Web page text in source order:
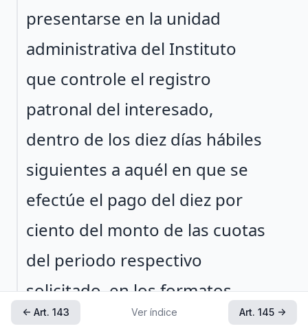
presentarse en la unidad
administrativa del Instituto
que controle el registro
patronal del interesado,
dentro de los diez días hábiles
siguientes a aquél en que se
efectúe el pago del diez por
ciento del monto de las cuotas
del periodo respectivo
solicitado, en los formatos
autorizados por el Instituto,
← Art. 143 Ver índice Art. 145 →